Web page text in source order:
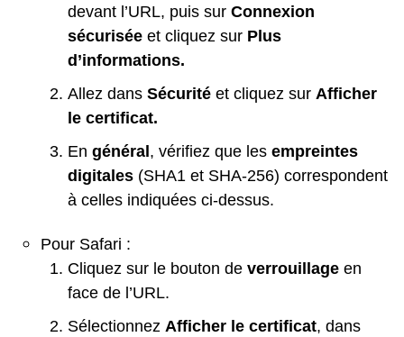
devant l’URL, puis sur Connexion
sécurisée et cliquez sur Plus
d’informations.
Allez dans Sécurité et cliquez sur Afficher
le certificat.
En général, vérifiez que les empreintes
digitales (SHA1 et SHA-256) correspondent
à celles indiquées ci-dessus.
Pour Safari :
Cliquez sur le bouton de verrouillage en
face de l’URL.
Sélectionnez Afficher le certificat, dans